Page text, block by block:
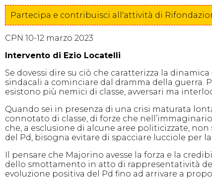
Partecipa e contribuisci all'attività di
CPN 10-12 marzo 2023
Intervento di Ezio Locatelli
Se dovessi dire su ciò che caratterizza la
sindacali a cominciare dal dramma della guerra.
esistono più nemici di classe, avversari ma
Quando sei in presenza di una crisi maturata
connotato di classe, di forze che
che, a esclusione di alcune aree politicizzate,
del Pd, bisogna evitare di spacciare lucciole per
Il pensare che Majorino avesse la forza e la
dello smottamento in atto di rappresentatività
evoluzione positiva del Pd fino ad arrivare a